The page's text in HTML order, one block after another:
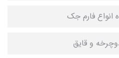
انواع فارم جک
و قایق